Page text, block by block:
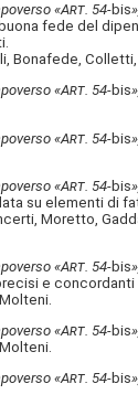
«Art. 54-bis
fede del
Bonafede, Colletti,
«Art. 54-bis
«Art . 54-bis
«Art . 54-bis
su elementi di
Moretto,
«Art . 54-bis
e
«Art. 54-bis
«Art. 54-bis